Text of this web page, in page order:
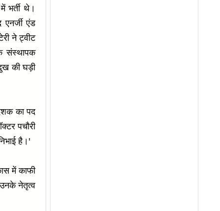
भर्ती थे।
एंड
ने ट्वीट
संस्थापक
की घड़ी
का पद
पचौरी
है।'
में काफी
नेतृत्व